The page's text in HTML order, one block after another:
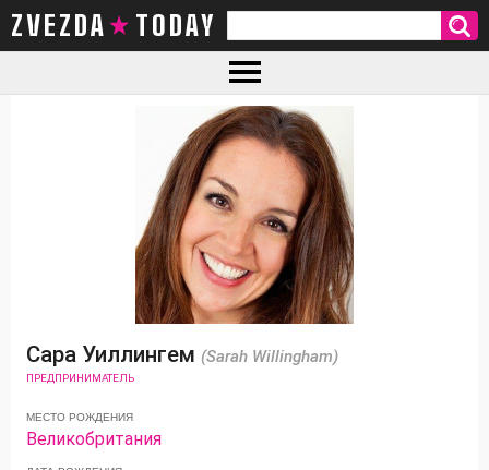
ZVEZDA TODAY
Сара Уиллингем (Sarah Willingham)
ПРЕДПРИНИМАТЕЛЬ
МЕСТО РОЖДЕНИЯ
Великобритания